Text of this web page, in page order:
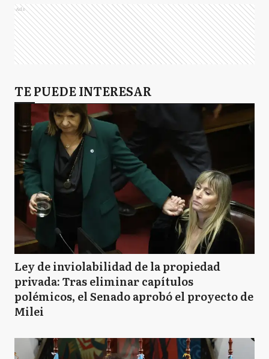
Ads
TE PUEDE INTERESAR
Ley de inviolabilidad de la propiedad
privada: Tras eliminar capítulos
polémicos, el Senado aprobó el proyecto de
Milei